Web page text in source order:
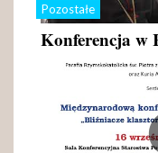
Pozostałe
Konferencja w